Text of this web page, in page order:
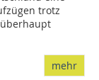
trotz
mehr